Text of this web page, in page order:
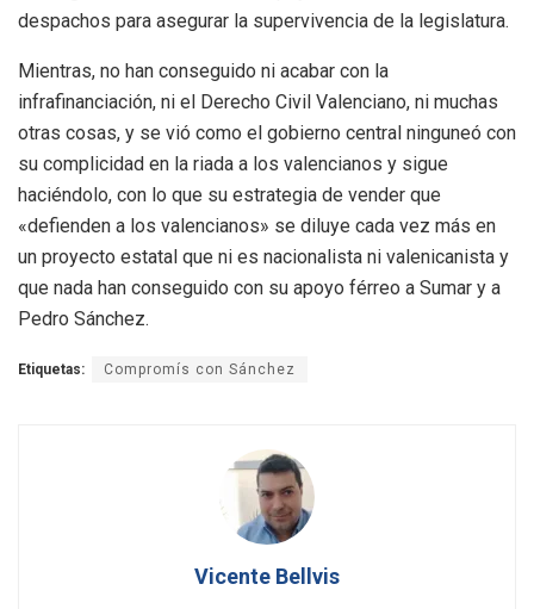
despachos para asegurar la supervivencia de la legislatura.
Mientras, no han conseguido ni acabar con la
infrafinanciación, ni el Derecho Civil Valenciano, ni muchas
otras cosas, y se vió como el gobierno central ninguneó con
su complicidad en la riada a los valencianos y sigue
haciéndolo, con lo que su estrategia de vender que
«defienden a los valencianos» se diluye cada vez más en
un proyecto estatal que ni es nacionalista ni valenicanista y
que nada han conseguido con su apoyo férreo a Sumar y a
Pedro Sánchez.
Etiquetas: Compromís con Sánchez
Vicente Bellvis